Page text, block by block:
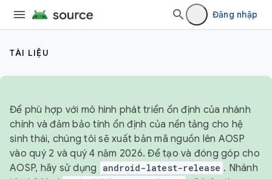
Đăng nhập
TÀI LIỆU
Để phù hợp với mô hình phát triển ổn định của nhánh
chính và đảm bảo tính ổn định của nền tảng cho hệ
sinh thái, chúng tôi sẽ xuất bản mã nguồn lên AOSP
vào quý 2 và quý 4 năm 2026. Để tạo và đóng góp cho
AOSP, hãy sử dụng
android-latest-release . Nhánh